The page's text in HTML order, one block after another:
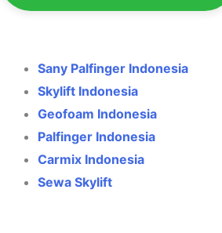
Sany Palfinger Indonesia
Skylift Indonesia
Geofoam Indonesia
Palfinger Indonesia
Carmix Indonesia
Sewa Skylift